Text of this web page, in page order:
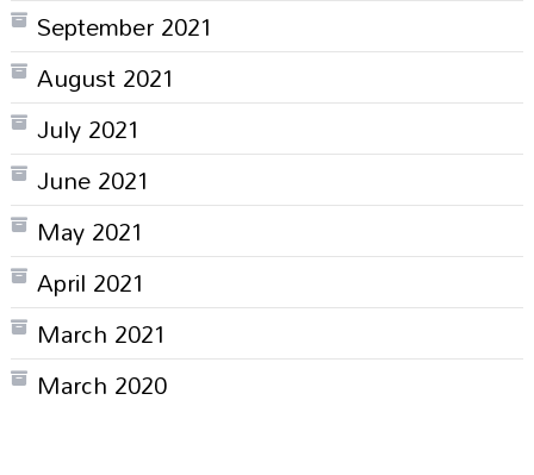
September 2021
August 2021
July 2021
June 2021
May 2021
April 2021
March 2021
March 2020